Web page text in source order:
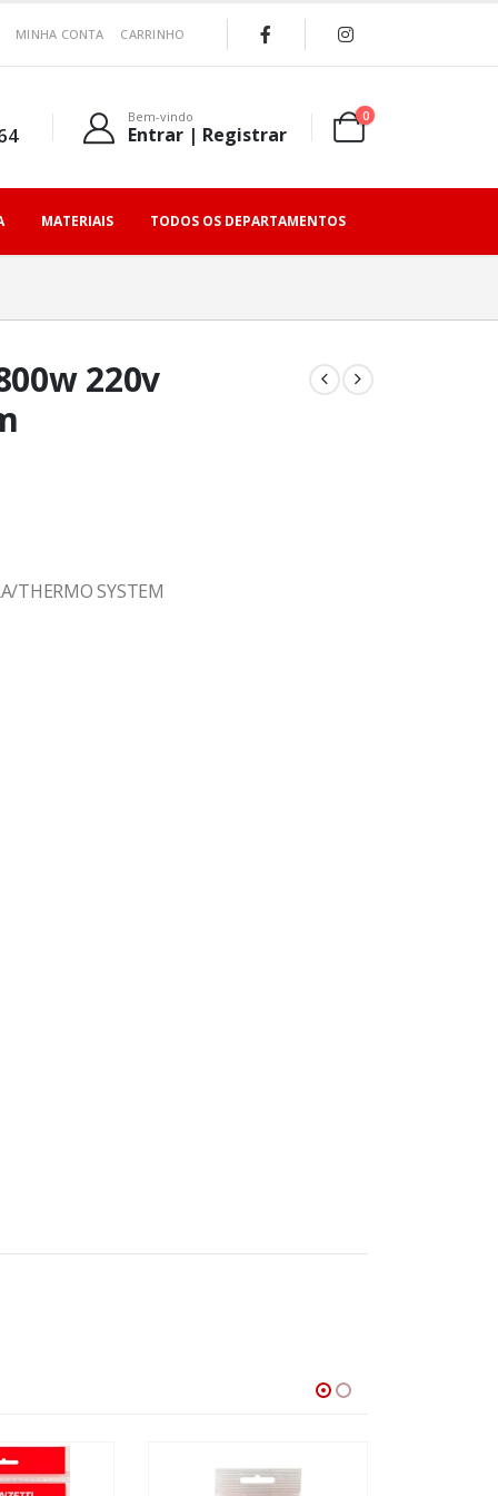
MINHA CONTA CARRINHO
Bem-vindo
Entrar | Registrar
0
MATERIAIS TODOS OS DEPARTAMENTOS
220v
THERMO SYSTEM